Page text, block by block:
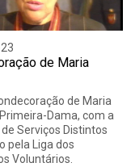
de Maria
de Maria
Dama, com a
Serviços Distintos
pela Liga dos
Voluntários.